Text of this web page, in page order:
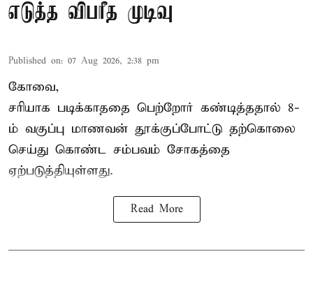
எடுத்த விபரீத முடிவு
Published on: 07 Aug 2026, 2:38 pm
கோவை,
சரியாக படிக்காததை பெற்றோர் கண்டித்ததால் 8-
ம் வகுப்பு மாணவன் தூக்குப்போட்டு தற்கொலை
செய்து கொண்ட சம்பவம் சோகத்தை
ஏற்படுத்தியுள்ளது.
Read More